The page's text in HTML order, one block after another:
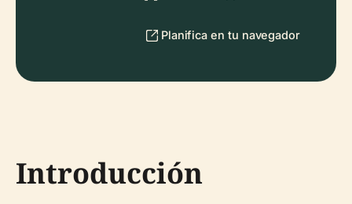
Planifica en tu navegador
Introducción